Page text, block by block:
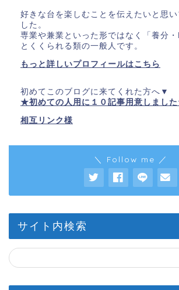
好きな台を楽しむことを伝えたいと思い
した。
専業や兼業といった形ではなく「養分
とくくられる類の一般人です。
もっと詳しいプロフィールはこちら
初めてこのブログに来てくれた方へ▼
★初めての人用に１０記事用意しまし
相互リンク様
＼ Follow me ／
サイト内検索